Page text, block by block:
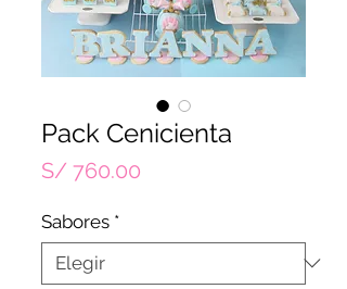
Pack Cenicienta
S/ 760.00
Sabores *